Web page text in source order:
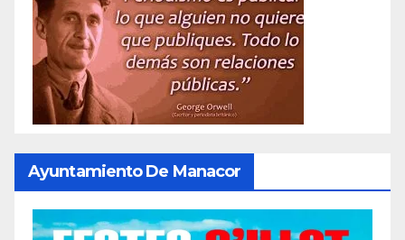
Ayuntamiento De Manacor